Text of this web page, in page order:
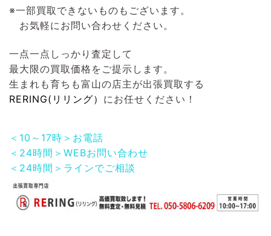
※一部買取できないものもございます。
お気軽にお問い合わせください。
一点一点しっかり査定して
最大限の買取価格をご提示します。
生まれも育ちも富山の店主が出張買取する
RERING(リリング） にお任せください！
＜10～17時＞お電話
＜24時間＞WEBお問い合わせ
＜24時間＞ラインでご相談